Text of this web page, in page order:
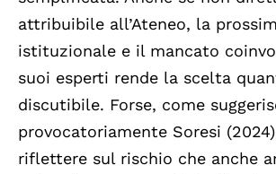
attribuibile all’Ateneo, la
istituzionale e il mancato
suoi esperti rende la scelta
discutibile. Forse, come
provocatoriamente Soresi
riflettere sul rischio che anche